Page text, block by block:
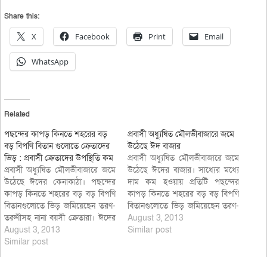
Share this:
X Facebook Print Email
WhatsApp
Related
পছন্দের কাপড় কিনতে শহরের বড়
বড় বিপণি বিতান গুলোতে ক্রেতাদের
ভিড় : প্রবাসী ক্রেতাদের উপস্থিতি কম
প্রবাসী অধ্যুষিত মৌলভীবাজারে জমে
উঠেছে ঈদের কেনাকাঠা। পছন্দের
কাপড় কিনতে শহরের বড় বড় বিপণি
বিতানগুলোতে ভিড় জমিয়েছেন তরণ-
তরুণীসহ নানা বয়সী ক্রেতারা। ঈদের
কেনাকাটায় প্রবাসীদের উপস্থিতি
অন্যান্য বছরের তোলনায় কিছুটা কম
August 3, 2013
Similar post
প্রবাসী অধ্যুষিত মৌলভীবাজারে জমে
উঠেছে ঈদ বাজার
প্রবাসী অধ্যুষিত মৌলভীবাজারে জমে
উঠেছে ঈদের বাজার। সাধ্যের মধ্যে
দাম কম হওয়ায় প্রতিটি পছন্দের
কাপড় কিনতে শহরের বড় বড় বিপণি
বিতানগুলোতে ভিড় জমিয়েছেন তরণ-
তরুণীসহ সর্বস্তরের ক্রেতারা। তবে
আমদানীকৃত ভারতীয় পন্যে সয়লাব
August 3, 2013
Similar post